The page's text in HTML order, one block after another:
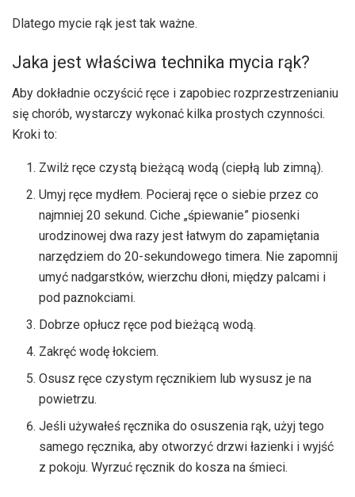
Dlatego mycie rąk jest tak ważne.
Jaka jest właściwa technika mycia rąk?
Aby dokładnie oczyścić ręce i zapobiec rozprzestrzenianiu
się chorób, wystarczy wykonać kilka prostych czynności.
Kroki to:
Zwilż ręce czystą bieżącą wodą (ciepłą lub zimną).
Umyj ręce mydłem. Pocieraj ręce o siebie przez co
najmniej 20 sekund. Ciche „śpiewanie” piosenki
urodzinowej dwa razy jest łatwym do zapamiętania
narzędziem do 20-sekundowego timera. Nie zapomnij
umyć nadgarstków, wierzchu dłoni, między palcami i
pod paznokciami.
Dobrze opłucz ręce pod bieżącą wodą.
Zakręć wodę łokciem.
Osusz ręce czystym ręcznikiem lub wysusz je na
powietrzu.
Jeśli używałeś ręcznika do osuszenia rąk, użyj tego
samego ręcznika, aby otworzyć drzwi łazienki i wyjść
z pokoju. Wyrzuć ręcznik do kosza na śmieci.